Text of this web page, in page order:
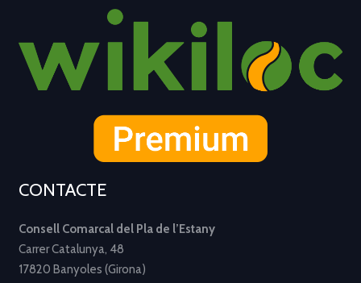
CONTACTE
Consell Comarcal del Pla de l’Estany
Carrer Catalunya, 48
17820 Banyoles (Girona)